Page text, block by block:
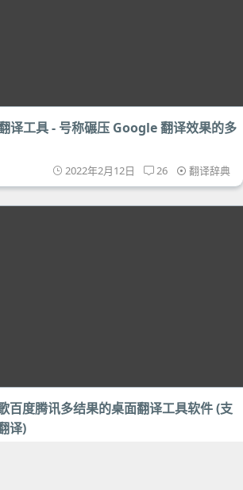
译工具 - 号称碾压 Google 翻译效果的多
2022年2月12日 26 翻译辞典
百度腾讯多结果的桌面翻译工具软件 (支
译)